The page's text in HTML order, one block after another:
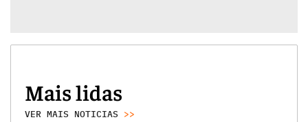
Mais lidas
VER MAIS NOTICIAS >>